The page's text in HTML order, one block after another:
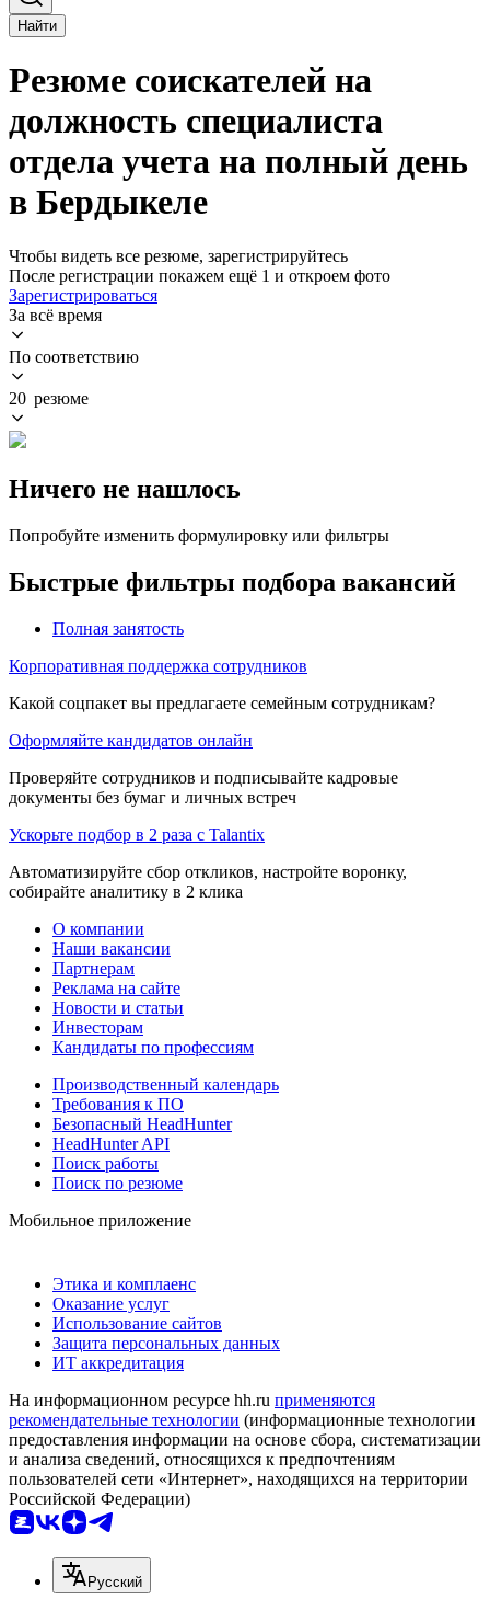
Найти
Резюме соискателей на
должность специалиста
отдела учета на полный день
в Бердыкеле
Чтобы видеть все резюме, зарегистрируйтесь
После регистрации покажем ещё 1 и откроем фото
Зарегистрироваться
За всё время
По соответствию
20 резюме
Ничего не нашлось
Попробуйте изменить формулировку или фильтры
Быстрые фильтры подбора вакансий
Полная занятость
Корпоративная поддержка сотрудников
Какой соцпакет вы предлагаете семейным сотрудникам?
Оформляйте кандидатов онлайн
Проверяйте сотрудников и подписывайте кадровые
документы без бумаг и личных встреч
Ускорьте подбор в 2 раза с Talantix
Автоматизируйте сбор откликов, настройте воронку,
собирайте аналитику в 2 клика
О компании
Наши вакансии
Партнерам
Реклама на сайте
Новости и статьи
Инвесторам
Кандидаты по профессиям
Производственный календарь
Требования к ПО
Безопасный HeadHunter
HeadHunter API
Поиск работы
Поиск по резюме
Мобильное приложение
Этика и комплаенс
Оказание услуг
Использование сайтов
Защита персональных данных
ИТ аккредитация
На информационном ресурсе hh.ru применяются
рекомендательные технологии (информационные технологии
предоставления информации на основе сбора, систематизации
и анализа сведений, относящихся к предпочтениям
пользователей сети «Интернет», находящихся на территории
Российской Федерации)
Русский